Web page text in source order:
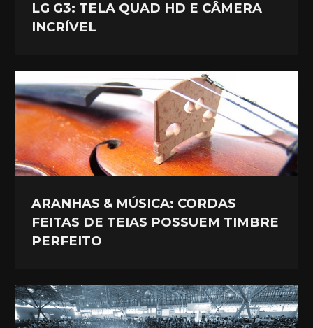
LG G3: TELA QUAD HD E CÂMERA
INCRÍVEL
ARANHAS & MÚSICA: CORDAS
FEITAS DE TEIAS POSSUEM TIMBRE
PERFEITO